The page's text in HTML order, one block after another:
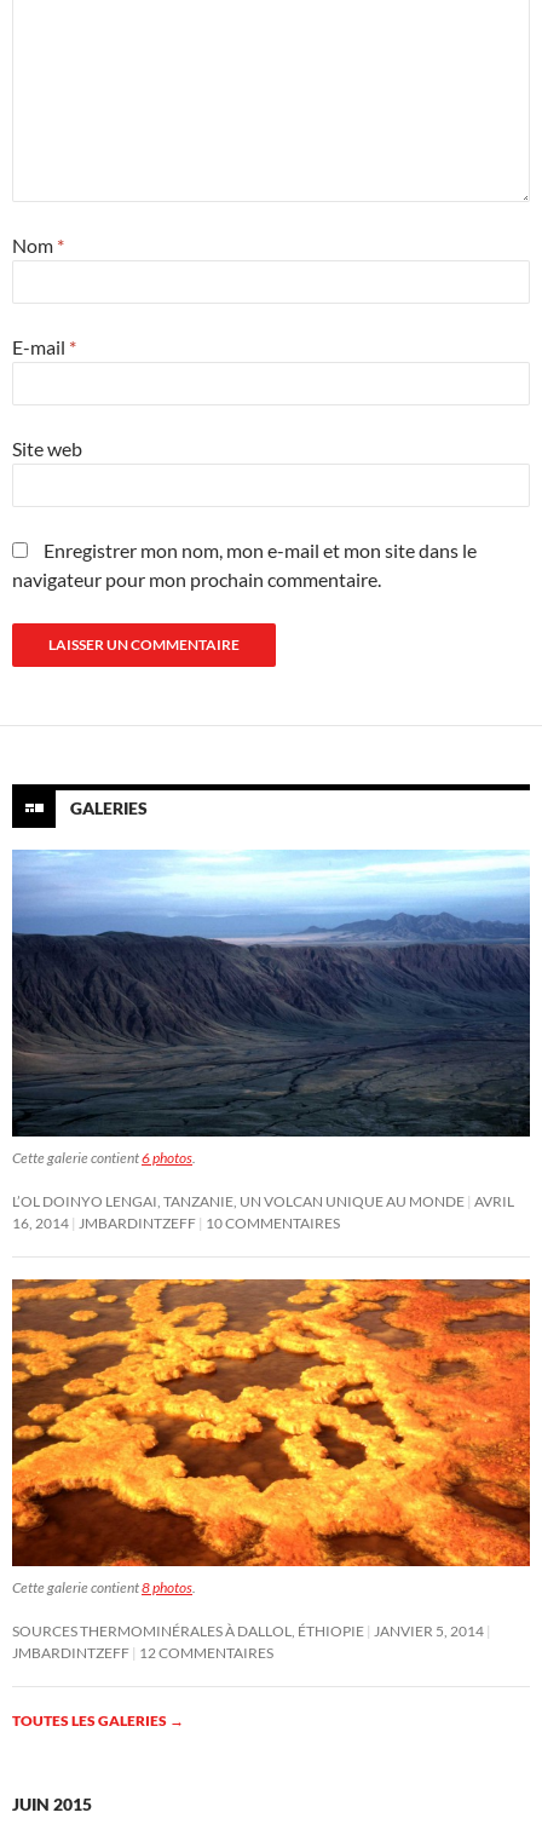
Nom *
E-mail *
Site web
Enregistrer mon nom, mon e-mail et mon site dans le
navigateur pour mon prochain commentaire.
GALERIES
Cette galerie contient6 photos
L’OL DOINYO LENGAI, TANZANIE, UN VOLCAN UNIQUE AU MONDE AVRIL
16, 2014
JMBARDINTZEFF 10 COMMENTAIRES
Cette galerie contient8 photos
SOURCES THERMOMINÉRALES À DALLOL, ÉTHIOPIE
JANVIER 5, 2014
JMBARDINTZEFF 12 COMMENTAIRES
TOUTES LES GALERIES →
JUIN 2015